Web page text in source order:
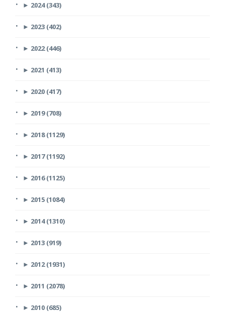
► 2024 (343)
► 2023 (402)
► 2022 (446)
► 2021 (413)
► 2020 (417)
► 2019 (708)
► 2018 (1129)
► 2017 (1192)
► 2016 (1125)
► 2015 (1084)
► 2014 (1310)
► 2013 (919)
► 2012 (1931)
► 2011 (2078)
► 2010 (685)